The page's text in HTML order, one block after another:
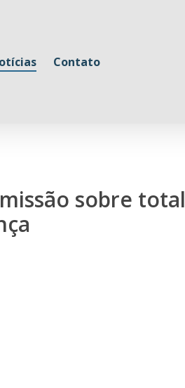
Contato
sobre total